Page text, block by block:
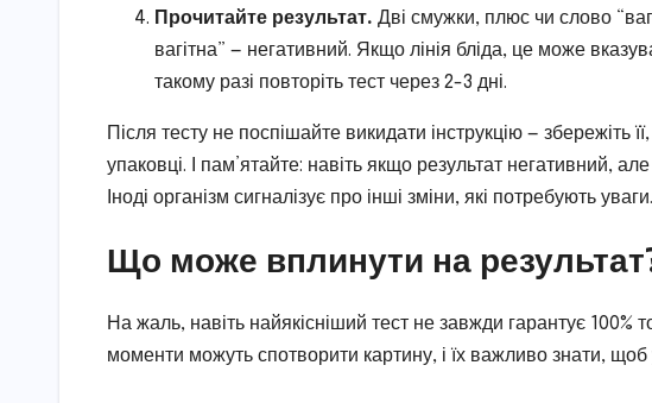
Прочитайте результат. Дві смужки, плюс чи слово
вагітна” — негативний. Якщо лінія бліда, це може
такому разі повторіть тест через 2-3 дні.
Після тесту не поспішайте викидати інструкцію — збережіть
упаковці. І пам’ятайте: навіть якщо результат негативний,
Іноді організм сигналізує про інші зміни, які потребують уваги.
Що може вплинути на
На жаль, навіть найякісніший тест не завжди гарантує 100%
моменти можуть спотворити картину, і їх важливо знати,